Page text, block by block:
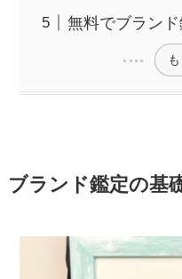
無料でブラン
ブランド鑑定の基